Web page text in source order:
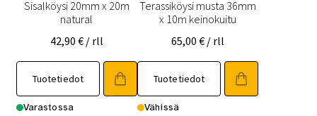
Sisalköysi 20mm x 20m
natural
42,90 € / rll
Tuotetiedot
Varastossa
Terassiköysi musta 36mm
x 10m keinokuitu
65,00€ / rll
Tuotetiedot
Vähissä